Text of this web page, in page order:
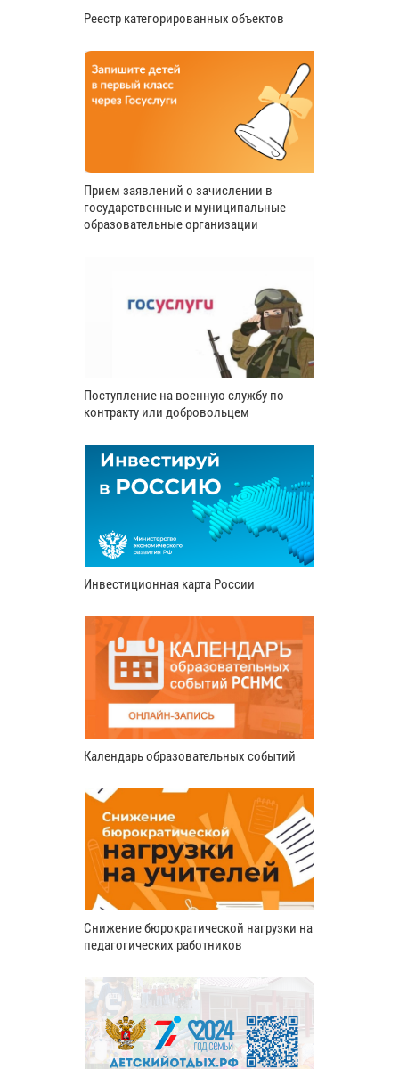
Реестр категорированных объектов
Прием заявлений о зачислении в
государственные и муниципальные
образовательные организации
Поступление на военную службу по
контракту или добровольцем
Инвестиционная карта России
Календарь образовательных событий
Снижение бюрократической нагрузки на
педагогических работников